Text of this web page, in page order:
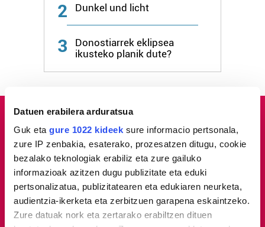
Datuen erabilera arduratsua
Guk eta gure 1022 kideek sure informacio pertsonala,
zure IP zenbakia, esaterako, prozesatzen ditugu, cookie
bezalako teknologiak erabiliz eta zure gailuko
informazioak azitzen dugu publizitate eta eduki
pertsonalizatua, publizitatearen eta edukiaren neurketa,
audientzia-ikerketa eta zerbitzuen garapena eskaintzeko.
Zure datuak nork eta zertarako erabiltzen dituen
2 Dunkel und licht
3
Donostiarrek eklipsea
ikusteko planik dute?